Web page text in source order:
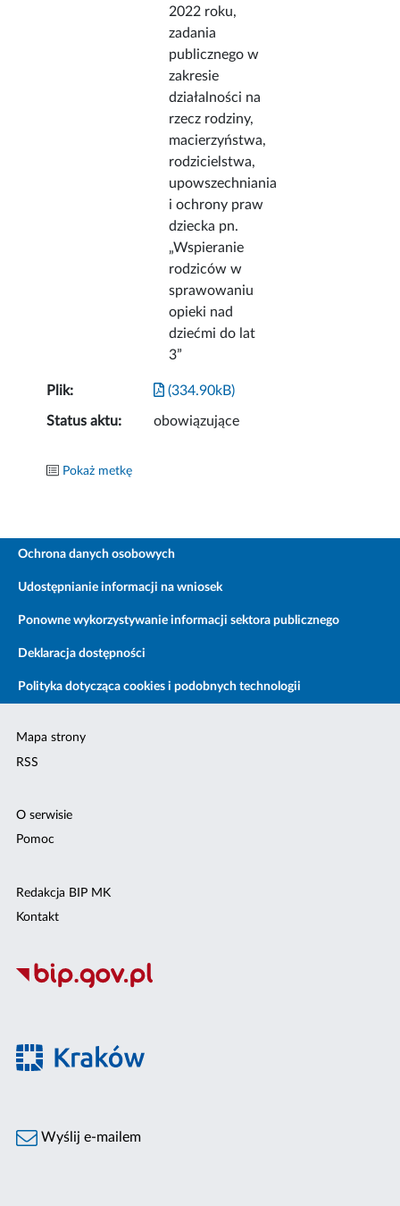
2022 roku,
zadania
publicznego w
zakresie
działalności na
rzecz rodziny,
macierzyństwa,
rodzicielstwa,
upowszechniania
i ochrony praw
dziecka pn.
„Wspieranie
rodziców w
sprawowaniu
opieki nad
dziećmi do lat
3”
Plik: (334.90kB)
Status aktu: obowiązujące
Pokaż metkę
Ochrona danych osobowych
Udostępnianie informacji na wniosek
Ponowne wykorzystywanie informacji sektora publicznego
Deklaracja dostępności
Polityka dotycząca cookies i podobnych technologii
Mapa strony
RSS
O serwisie
Pomoc
Redakcja BIP MK
Kontakt
Wyślij e-mailem